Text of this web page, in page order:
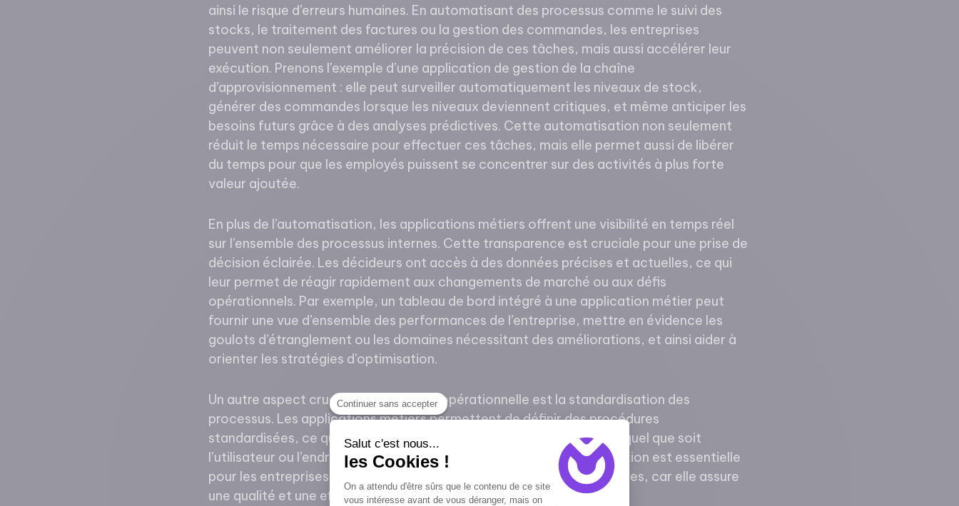
Continuer sans accepter
Salut c'est nous...
les Cookies !
On a attendu d'être sûrs que le contenu de ce site
vous intéresse avant de vous déranger, mais on
ainsi le risque d’erreurs humaines. En automatisant des processus comme le suivi des
stocks, le traitement des factures ou la gestion des commandes, les entreprises
peuvent non seulement améliorer la précision de ces tâches, mais aussi accélérer leur
exécution. Prenons l’exemple d’une application de gestion de la chaîne
d’approvisionnement : elle peut surveiller automatiquement les niveaux de stock,
générer des commandes lorsque les niveaux deviennent critiques, et même anticiper les
besoins futurs grâce à des analyses prédictives. Cette automatisation non seulement
réduit le temps nécessaire pour effectuer ces tâches, mais elle permet aussi de libérer
du temps pour que les employés puissent se concentrer sur des activités à plus forte
valeur ajoutée.
En plus de l’automatisation, les applications métiers offrent une visibilité en temps réel
sur l’ensemble des processus internes. Cette transparence est cruciale pour une prise de
décision éclairée. Les décideurs ont accès à des données précises et actuelles, ce qui
leur permet de réagir rapidement aux changements de marché ou aux défis
opérationnels. Par exemple, un tableau de bord intégré à une application métier peut
fournir une vue d’ensemble des performances de l’entreprise, mettre en évidence les
goulots d’étranglement ou les domaines nécessitant des améliorations, et ainsi aider à
orienter les stratégies d’optimisation.
Un autre aspect crucial de l’efficacité opérationnelle est la standardisation des
processus. Les applications métiers permettent de définir des procédures
standardisées, ce qui garantit une exécution cohérente des tâches, quel que soit
l’utilisateur ou l’endroit où l’opération est réalisée. Cette standardisation est essentielle
pour les entreprises qui opèrent à grande échelle ou dans plusieurs sites, car elle assure
une qualité et une efficacité uniformes à travers toute l’organisation.